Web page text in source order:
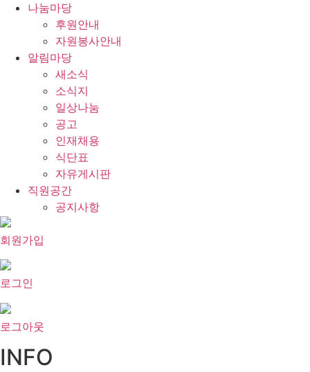
나눔마당
후원안내
자원봉사안내
알림마당
새소식
소식지
일상나눔
공고
인재채용
식단표
자유게시판
직원공간
공지사항
회원가입
로그인
로그아웃
INFO